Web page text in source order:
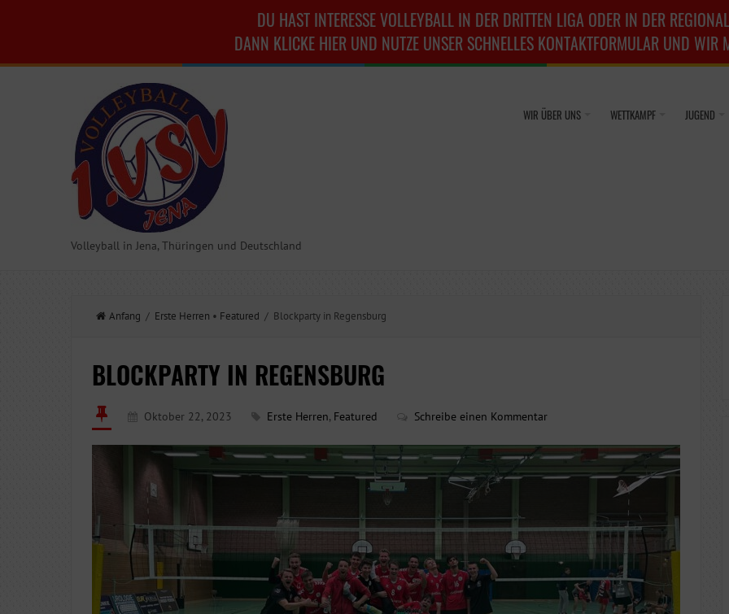
DU HAST INTERESSE VOLLEYBALL IN DER DRITTEN LIGA ODER IN DER
DANN KLICKE HIER UND NUTZE UNSER SCHNELLES KONTAKTFORMULAR UND WIR
Volleyball in Jena, Thüringen und Deutschland
WIR ÜBER UNS WETTKAMPF JUGEND
Anfang / Erste Herren • Featured / Blockparty in Regensburg
BLOCKPARTY IN REGENSBURG
Oktober 22, 2023 Erste Herren, Featured Schreibe einen Kommentar